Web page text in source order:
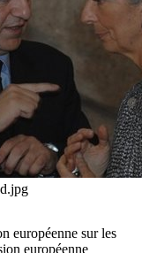
européenne sur les
européenne